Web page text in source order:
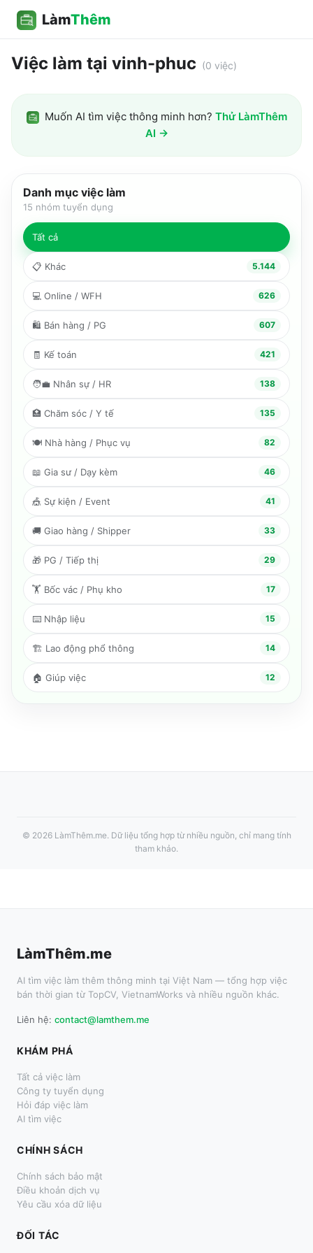
LàmThêm
Việc làm tại vinh-phuc (0 việc)
Muốn AI tìm việc thông minh hơn? Thử LàmThêm
AI →
Danh mục việc làm
15 nhóm tuyển dụng
Tất cả
📋 Khác 5.144
💻 Online / WFH 626
🛍️ Bán hàng / PG 607
🧾 Kế toán 421
🧑‍💼 Nhân sự / HR 138
🏥 Chăm sóc / Y tế 135
🍽️ Nhà hàng / Phục vụ 82
📖 Gia sư / Dạy kèm 46
🎪 Sự kiện / Event 41
🚚 Giao hàng / Shipper 33
🎁 PG / Tiếp thị 29
🏋️ Bốc vác / Phụ kho 17
⌨️ Nhập liệu 15
🏗️ Lao động phổ thông 14
🏠 Giúp việc 12
© 2026 LàmThêm.me. Dữ liệu tổng hợp từ nhiều nguồn, chỉ mang tính
tham khảo.
LàmThêm.me
AI tìm việc làm thêm thông minh tại Việt Nam — tổng hợp việc
bán thời gian từ TopCV, VietnamWorks và nhiều nguồn khác.
Liên hệ: contact@lamthem.me
KHÁM PHÁ
Tất cả việc làm
Công ty tuyển dụng
Hỏi đáp việc làm
AI tìm việc
CHÍNH SÁCH
Chính sách bảo mật
Điều khoản dịch vụ
Yêu cầu xóa dữ liệu
ĐỐI TÁC